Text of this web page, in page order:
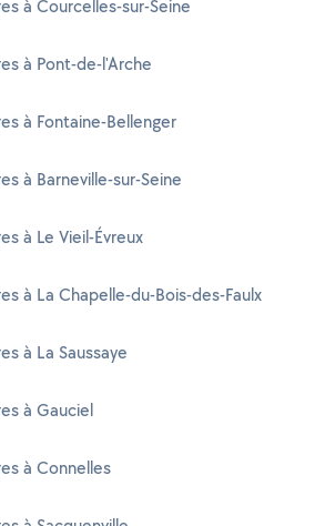
à Courcelles-sur-Seine
à Pont-de-l'Arche
à Fontaine-Bellenger
à Barneville-sur-Seine
à Le Vieil-Évreux
à La Chapelle-du-Bois-des-Faulx
à La Saussaye
à Gauciel
à Connelles